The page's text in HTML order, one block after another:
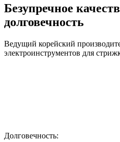
Безупречное
долговечность
Ведущий корейский
электроинструментов для
Долговечность: